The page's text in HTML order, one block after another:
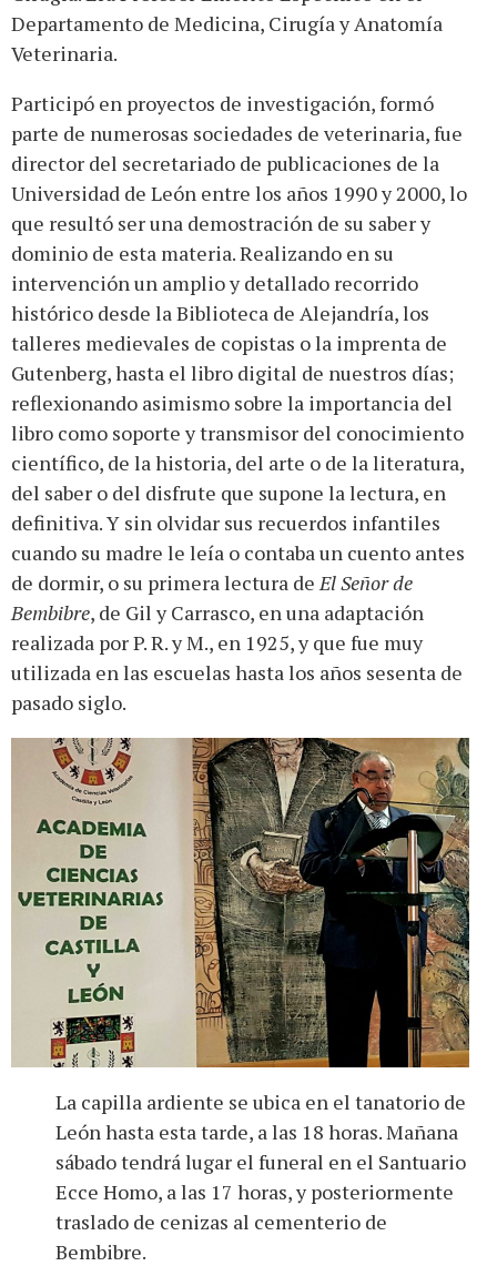
Departamento de Medicina, Cirugía y Anatomía
Veterinaria.
Participó en proyectos de investigación, formó
parte de numerosas sociedades de veterinaria, fue
director del secretariado de publicaciones de la
Universidad de León entre los años 1990 y 2000, lo
que resultó ser una demostración de su saber y
dominio de esta materia. Realizando en su
intervención un amplio y detallado recorrido
histórico desde la Biblioteca de Alejandría, los
talleres medievales de copistas o la imprenta de
Gutenberg, hasta el libro digital de nuestros días;
reflexionando asimismo sobre la importancia del
libro como soporte y transmisor del conocimiento
científico, de la historia, del arte o de la literatura,
del saber o del disfrute que supone la lectura, en
definitiva. Y sin olvidar sus recuerdos infantiles
cuando su madre le leía o contaba un cuento antes
de dormir, o su primera lectura deEl Señor de
Bembibre, de Gil y Carrasco, en una adaptación
realizada por P. R. y M., en 1925, y que fue muy
utilizada en las escuelas hasta los años sesenta de
pasado siglo.
La capilla ardiente se ubica en el tanatorio de
León hasta esta tarde, a las 18 horas. Mañana
sábado tendrá lugar el funeral en el Santuario
Ecce Homo, a las 17 horas, y posteriormente
traslado de cenizas al cementerio de
Bembibre.